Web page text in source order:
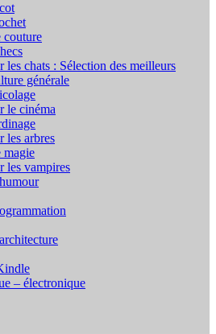
couture
les chats : Sélection des meilleurs
générale
le cinéma
les arbres
magie
les vampires
– électronique